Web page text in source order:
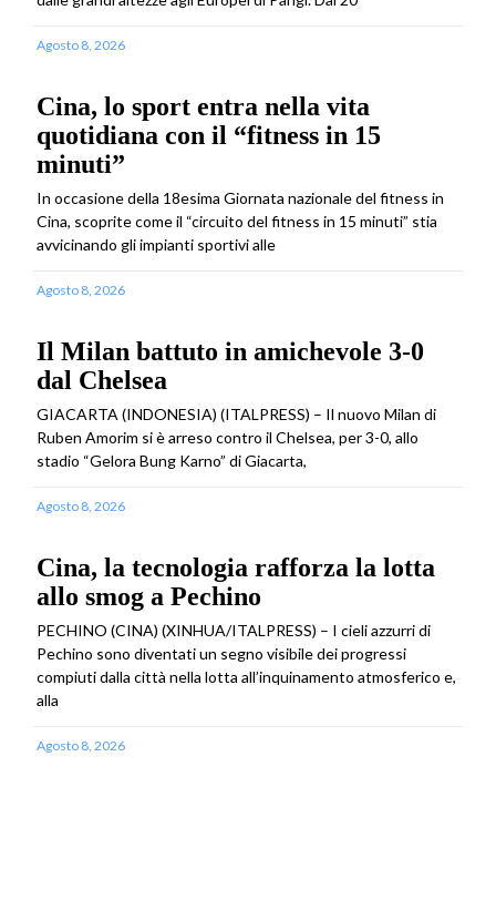
Agosto 8, 2026
Cina, lo sport entra nella vita
quotidiana con il “fitness in 15
minuti”
In occasione della 18esima Giornata nazionale del fitness in
Cina, scoprite come il “circuito del fitness in 15 minuti” stia
avvicinando gli impianti sportivi alle
Agosto 8, 2026
Il Milan battuto in amichevole 3-0
dal Chelsea
GIACARTA (INDONESIA) (ITALPRESS) – Il nuovo Milan di
Ruben Amorim si è arreso contro il Chelsea, per 3-0, allo
stadio “Gelora Bung Karno” di Giacarta,
Agosto 8, 2026
Cina, la tecnologia rafforza la lotta
allo smog a Pechino
PECHINO (CINA) (XINHUA/ITALPRESS) – I cieli azzurri di
Pechino sono diventati un segno visibile dei progressi
compiuti dalla città nella lotta all’inquinamento atmosferico e,
alla
Agosto 8, 2026